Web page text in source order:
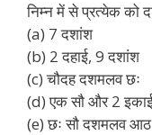
निम्न में से प्रत्येक को
(a) 7 दशांश
(b) 2 दहाई, 9 दशांश
(c) चौदह दशमलव छः
(d) एक सौ और 2
(e) छः सौ दशमलव